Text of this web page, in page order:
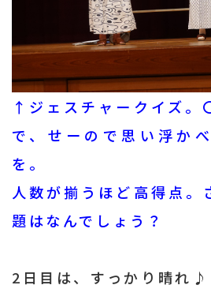
↑ジェスチャークイズ。
で、せーので思い浮か
を。
人数が揃うほど高得点。
題はなんでしょう？
2日目は、すっかり晴れ♪